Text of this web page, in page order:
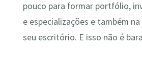
pouco para formar portfólio,
e especializações e também
seu escritório. E isso não é